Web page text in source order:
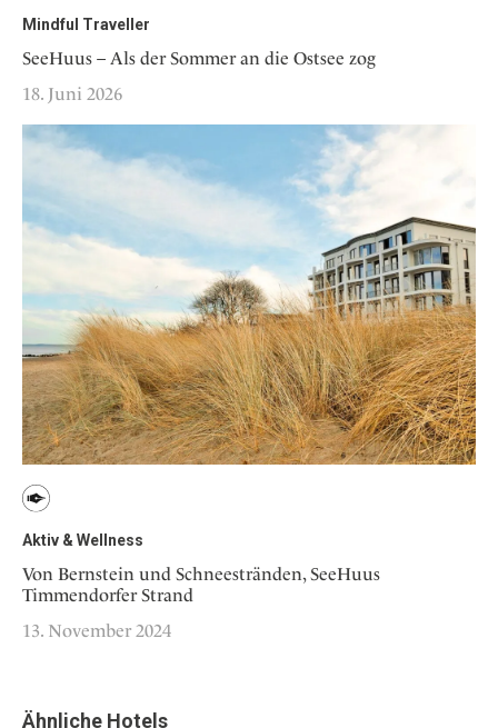
Mindful Traveller
SeeHuus – Als der Sommer an die Ostsee zog
18. Juni 2026
Aktiv & Wellness
Von Bernstein und Schneestränden, SeeHuus
Timmendorfer Strand
13. November 2024
Ähnliche Hotels